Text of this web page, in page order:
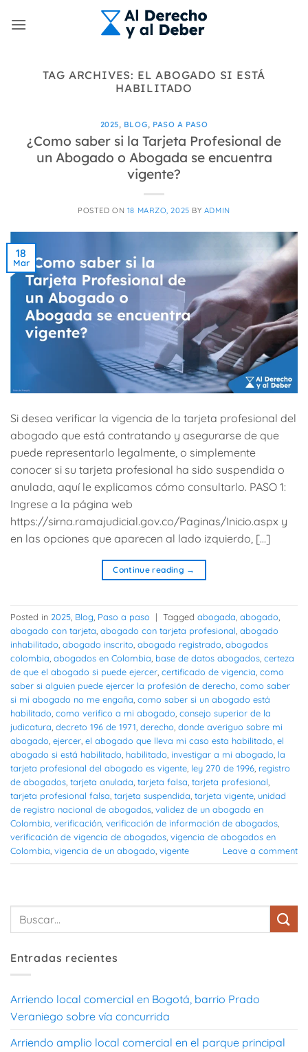
TAG ARCHIVES: EL ABOGADO SI ESTÁ
HABILITADO
2025, BLOG, PASO A PASO
¿Como saber si la Tarjeta Profesional de
un Abogado o Abogada se encuentra
vigente?
POSTED ON 18 MARZO, 2025 BY ADMIN
18
Mar
Si desea verificar la vigencia de la tarjeta profesional del
abogado que está contratando y asegurarse de que
puede representarlo legalmente, o simplemente
conocer si su tarjeta profesional ha sido suspendida o
anulada, aquí le explicamos cómo consultarlo. PASO 1:
Ingrese a la página web
https://sirna.ramajudicial.gov.co/Paginas/Inicio.aspx y
en las opciones que aparecen al lado izquierdo, […]
Continue reading →
Posted in 2025 Blog Paso a paso | Tagged abogada abogado
abogado con tarjeta abogado con tarjeta profesional abogado
inhabilitado abogado inscrito abogado registrado abogados
colombia abogados en Colombia base de datos abogados certeza
de que el abogado si puede ejercer certificado de vigencia como
saber si alguien puede ejercer la profesión de derecho como saber
si mi abogado no me engaña como saber si un abogado está
habilitado como verifico a mi abogado consejo superior de la
judicatura decreto 196 de 1971 derecho donde averiguo sobre mi
abogado ejercer el abogado que lleva mi caso esta habilitado el
abogado si está habilitado habilitado investigar a mi abogado la
tarjeta profesional del abogado es vigente ley 270 de 1996 registro
de abogados tarjeta anulada tarjeta falsa tarjeta profesional
tarjeta profesional falsa tarjeta suspendida tarjeta vigente unidad
de registro nacional de abogados validez de un abogado en
Colombia verificación verificación de información de abogados
verificación de vigencia de abogados vigencia de abogados en
Colombia vigencia de un abogado vigente Leave a comment
Entradas recientes
Arriendo local comercial en Bogotá, barrio Prado
Veraniego sobre vía concurrida
Arriendo amplio local comercial en el parque principal